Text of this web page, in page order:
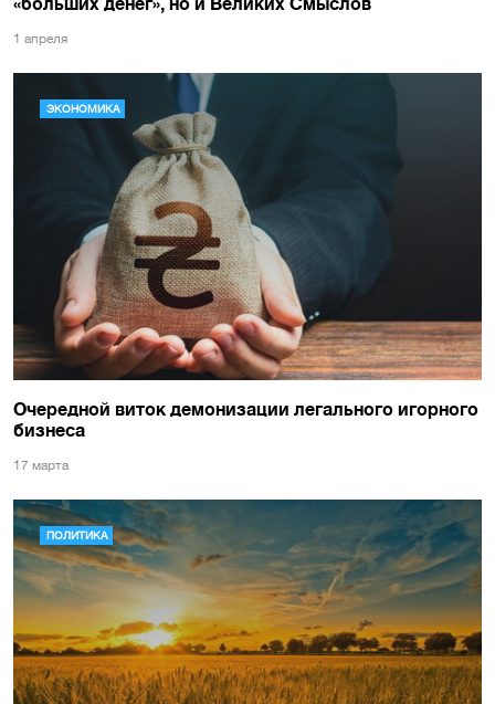
1 апреля
ЭКОНОМИКА
Очередной виток демонизации легального игорного
бизнеса
17 марта
ПОЛИТИКА